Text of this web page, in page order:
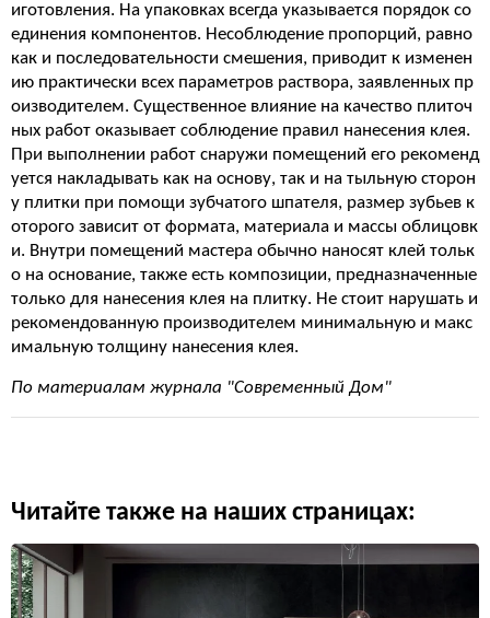
иготовления. На упаковках всегда указывается порядок со
единения компонентов. Несоблюдение пропорций, равно
как и последовательности смешения, приводит к изменен
ию практически всех параметров раствора, заявленных пр
оизводителем. Существенное влияние на качество плиточ
ных работ оказывает соблюдение правил нанесения клея.
При выполнении работ снаружи помещений его рекоменд
уется накладывать как на основу, так и на тыльную сторон
у плитки при помощи зубчатого шпателя, размер зубьев к
оторого зависит от формата, материала и массы облицовк
и. Внутри помещений мастера обычно наносят клей тольк
о на основание, также есть композиции, предназначенные
только для нанесения клея на плитку. Не стоит нарушать и
рекомендованную производителем минимальную и макс
имальную толщину нанесения клея.
По материалам журнала "Современный Дом"
Читайте также на наших страницах: